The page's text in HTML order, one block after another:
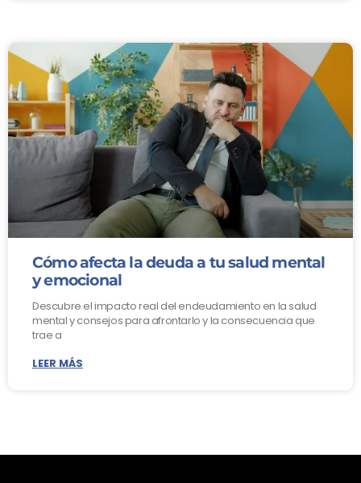
Cómo afecta la deuda a tu salud mental
y emocional
Descubre el impacto real del endeudamiento en la salud
mental y consejos para afrontarlo y la consecuencia que
trae a
LEER MÁS